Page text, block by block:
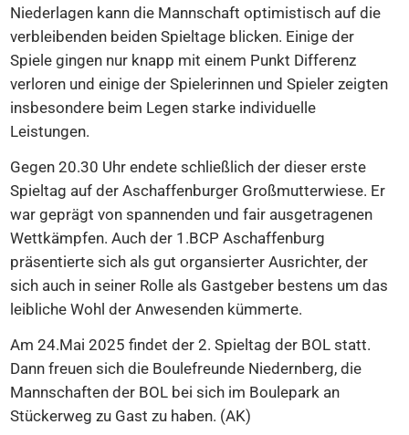
Niederlagen kann die Mannschaft optimistisch auf die
verbleibenden beiden Spieltage blicken. Einige der
Spiele gingen nur knapp mit einem Punkt Differenz
verloren und einige der Spielerinnen und Spieler zeigten
insbesondere beim Legen starke individuelle
Leistungen.
Gegen 20.30 Uhr endete schließlich der dieser erste
Spieltag auf der Aschaffenburger Großmutterwiese. Er
war geprägt von spannenden und fair ausgetragenen
Wettkämpfen. Auch der 1.BCP Aschaffenburg
präsentierte sich als gut organsierter Ausrichter, der
sich auch in seiner Rolle als Gastgeber bestens um das
leibliche Wohl der Anwesenden kümmerte.
Am 24.Mai 2025 findet der 2. Spieltag der BOL statt.
Dann freuen sich die Boulefreunde Niedernberg, die
Mannschaften der BOL bei sich im Boulepark an
Stückerweg zu Gast zu haben. (AK)